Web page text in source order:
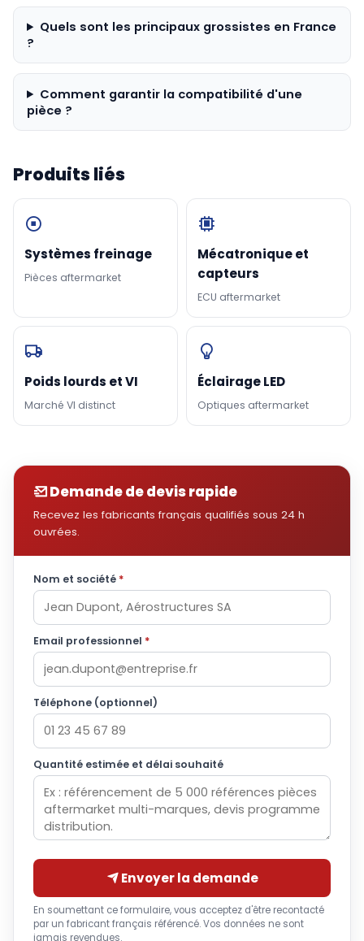
Quels sont les principaux grossistes en France
?
Comment garantir la compatibilité d'une
pièce ?
Produits liés
Systèmes freinage
Pièces aftermarket
Mécatronique et
capteurs
ECU aftermarket
Poids lourds et VI
Marché VI distinct
Éclairage LED
Optiques aftermarket
Demande de devis rapide
Recevez les fabricants français qualifiés sous 24 h
ouvrées.
Nom et société *
Email professionnel *
Téléphone (optionnel)
Quantité estimée et délai souhaité
Envoyer la demande
En soumettant ce formulaire, vous acceptez d'être recontacté
par un fabricant français référencé. Vos données ne sont
jamais revendues.